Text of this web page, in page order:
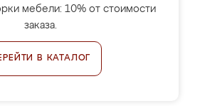
мебели: 10% от стоимости
заказа.
В КАТАЛОГ